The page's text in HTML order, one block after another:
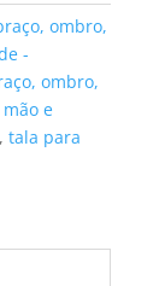
ombro,
-
ombro,
e
tala para